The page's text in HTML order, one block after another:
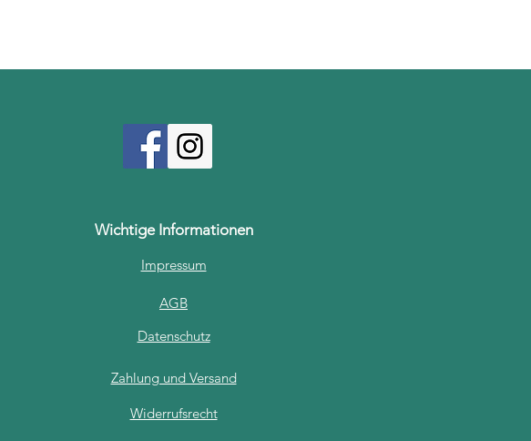
Wichtige Informationen
Impressum
AGB
Datenschutz
Zahlung und Versand
Widerrufsrecht